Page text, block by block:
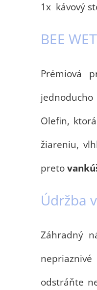
1x kávový
BEE
Prémiová
Olefin,
žiareniu,
preto
Údržba
Záhradný
odstráňte